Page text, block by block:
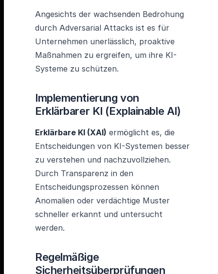
Angesichts der wachsenden Bedrohung
durch Adversarial Attacks ist es für
Unternehmen unerlässlich, proaktive
Maßnahmen zu ergreifen, um ihre KI-
Systeme zu schützen.
Implementierung von
Erklärbarer KI (Explainable AI)
Erklärbare KI (XAI) ermöglicht es, die
Entscheidungen von KI-Systemen besser
zu verstehen und nachzuvollziehen.
Durch Transparenz in den
Entscheidungsprozessen können
Anomalien oder verdächtige Muster
schneller erkannt und untersucht
werden.
Regelmäßige
Sicherheitsüberprüfungen